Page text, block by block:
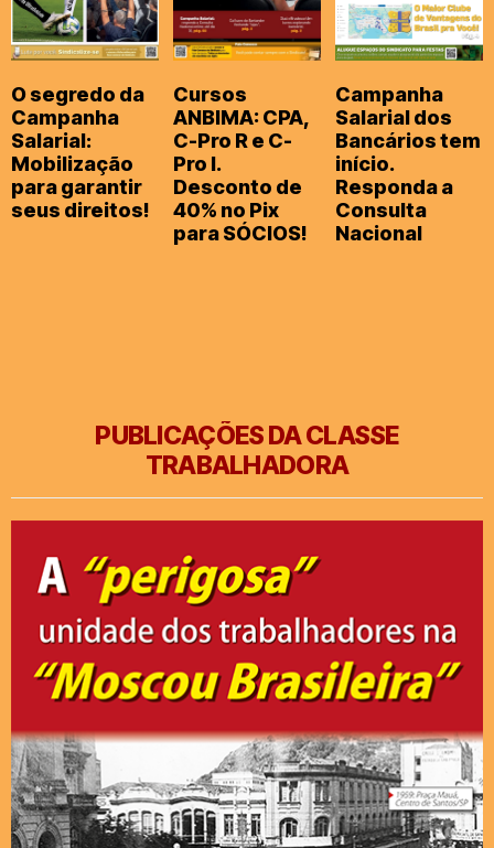
O segredo da
Campanha
Salarial:
Mobilização
para garantir
seus direitos!
Cursos
ANBIMA: CPA,
C-Pro R e C-
Pro I.
Desconto de
40% no Pix
para SÓCIOS!
Campanha
Salarial dos
Bancários tem
início.
Responda a
Consulta
Nacional
PUBLICAÇÕES DA CLASSE
TRABALHADORA